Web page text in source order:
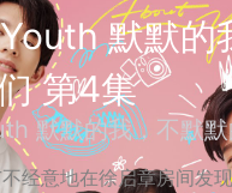
默默的
第4集
默默的我，不默
经意地在徐启章房间发